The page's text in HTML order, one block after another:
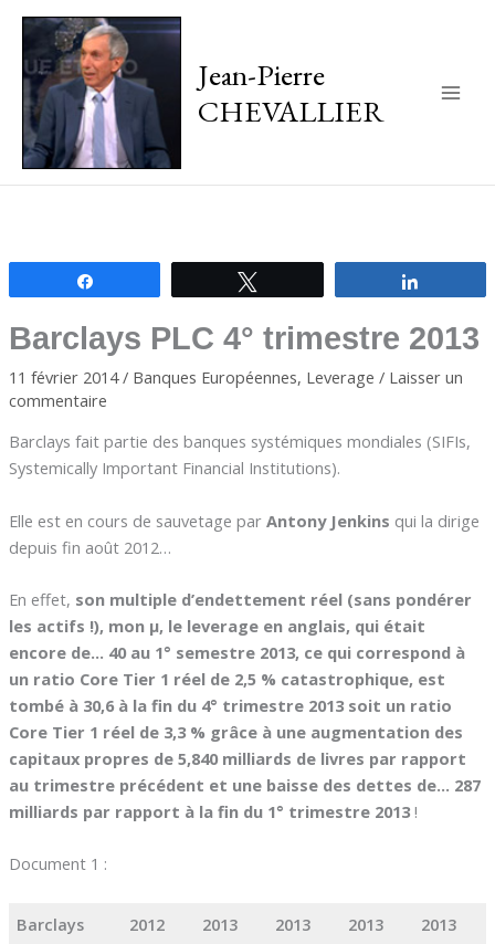
Jean-Pierre
CHEVALLIER
Barclays PLC 4° trimestre 2013
11 février 2014/ Banques Européennes, Leverage / Laisser un
commentaire
Barclays fait partie des banques systémiques mondiales (SIFIs,
Systemically Important Financial Institutions).
Elle est en cours de sauvetage par Antony Jenkins qui la dirige
depuis fin août 2012…
En effet, son multiple d’endettement réel (sans pondérer
les actifs !), mon µ, le leverage en anglais, qui était
encore de… 40 au 1° semestre 2013, ce qui correspond à
un ratio Core Tier 1 réel de 2,5 % catastrophique, est
tombé à 30,6 à la fin du 4° trimestre 2013 soit un ratio
Core Tier 1 réel de 3,3 % grâce à une augmentation des
capitaux propres de 5,840 milliards de livres par rapport
au trimestre précédent et une baisse des dettes de… 287
milliards par rapport à la fin du 1° trimestre 2013 !
Document 1 :
Barclays
2012
2013
2013
2013
2013